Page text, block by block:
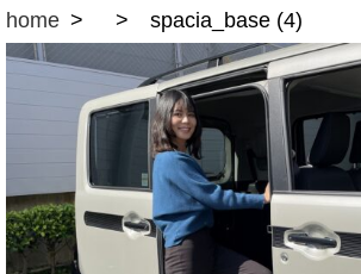
home
spacia_base (4)